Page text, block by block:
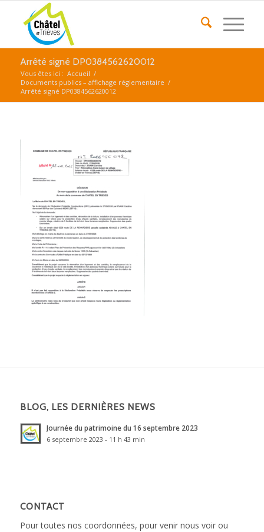
Arrêté signé DP0384562620012
Vous êtes ici : Accueil /
Documents publics – affichage réglementaire /
Arrêté signé DP0384562620012
BLOG, LES DERNIÈRES NEWS
Journée du patrimoine du 16 septembre 2023
6 septembre 2023 - 11 h 43 min
CONTACT
Pour toutes nos coordonnées, pour venir nous voir ou